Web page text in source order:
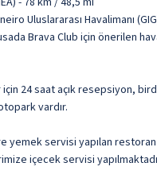
Uluslararası Havalimanı
Brava Club için önerilen
24 saat açık resepsiyon,
vardır.
yemek servisi yapılan
içecek servisi